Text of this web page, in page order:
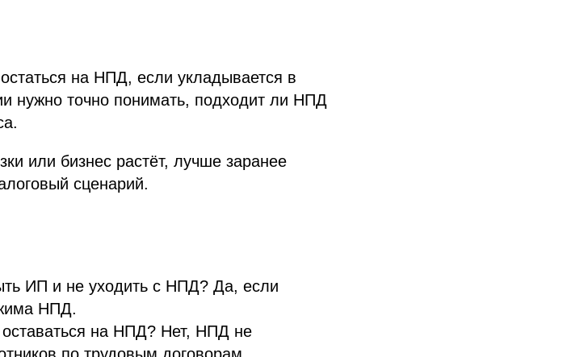
на НПД, если укладывается в
нужно точно понимать, подходит ли НПД
или бизнес растёт, лучше заранее
сценарий.
ИП и не уходить с НПД? Да, если
НПД.
на НПД? Нет, НПД не